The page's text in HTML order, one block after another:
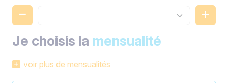
Je choisis la mensualité
voir plus de mensualités